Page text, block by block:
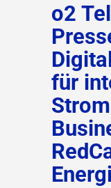
o2
für